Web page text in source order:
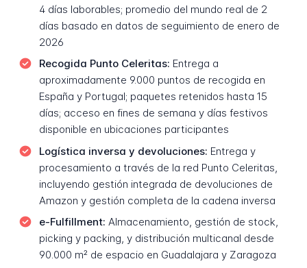
4 días laborables; promedio del mundo real de 2
días basado en datos de seguimiento de enero de
2026
Recogida Punto Celeritas: Entrega a
aproximadamente 9.000 puntos de recogida en
España y Portugal; paquetes retenidos hasta 15
días; acceso en fines de semana y días festivos
disponible en ubicaciones participantes
Logística inversa y devoluciones: Entrega y
procesamiento a través de la red Punto Celeritas,
incluyendo gestión integrada de devoluciones de
Amazon y gestión completa de la cadena inversa
e-Fulfillment: Almacenamiento, gestión de stock,
picking y packing, y distribución multicanal desde
90.000 m² de espacio en Guadalajara y Zaragoza